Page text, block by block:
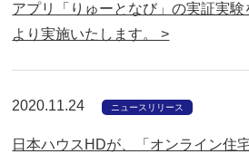
アプリ「りゅーとなび」の実証実験
より実施いたします。 >
2020.11.24 ニュースリリース
日本ハウスHDが、「オンライン住